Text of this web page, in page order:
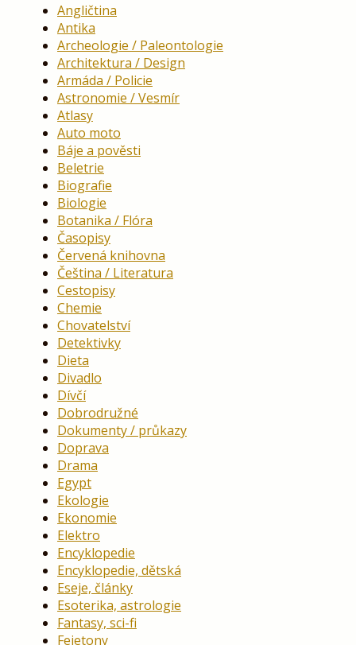
Angličtina
Antika
Archeologie / Paleontologie
Architektura / Design
Armáda / Policie
Astronomie / Vesmír
Atlasy
Auto moto
Báje a pověsti
Beletrie
Biografie
Biologie
Botanika / Flóra
Časopisy
Červená knihovna
Čeština / Literatura
Cestopisy
Chemie
Chovatelství
Detektivky
Dieta
Divadlo
Dívčí
Dobrodružné
Dokumenty / průkazy
Doprava
Drama
Egypt
Ekologie
Ekonomie
Elektro
Encyklopedie
Encyklopedie, dětská
Eseje, články
Esoterika, astrologie
Fantasy, sci-fi
Fejetony